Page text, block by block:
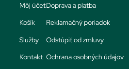
Môj účet
Košík
Služby
Kontakt
Doprava a platba
Reklamačný poriadok
Odstúpiť od zmluvy
Ochrana osobných údajov